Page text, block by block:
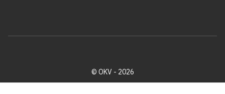
© OKV - 2026